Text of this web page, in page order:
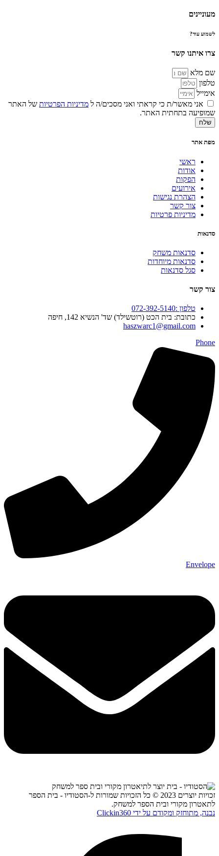
מעוניינים
לשמוע עוד?
צרו איתנו קשר
שם מלא
טלפון
אימייל
אני מאשר/ת כי קראתי ואני מסכים/ה ל מדיניות הפרטיות של האתר
שמופיעה בתחתית האתר.
שלח
מפת אתר
ראשי
אודות
הפקות
אירועים
הצהרת נגישות
צור קשר
מדיניות פרטיות
סדנאות
סדנאות משחק
סדנאות מיוחדות
סגל סדנאות
צור קשר
טלפון :072-392-5140
כתובת: בית הכט (רוטשילד) שד' הנשיא 142, חיפה
haszwarc1@gmail.com
Phone
Envelope
זכויות יוצרים 2023 © כל הזכויות שמורות ל-הסטודיו - בית הספר
לתאטרון מקורי ובית הספר למשחק.
נבנה, מתוחזק ומקודם על ידי Clickin360